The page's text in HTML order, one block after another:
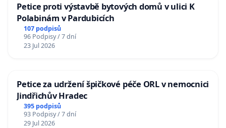
Petice proti výstavbě bytových domů v ulici K
Polabinám v Pardubicích
107 podpisů
96 Podpisy / 7 dní
23 Jul 2026
Petice za udržení špičkové péče ORL v nemocnici
Jindřichův Hradec
395 podpisů
93 Podpisy / 7 dní
29 Jul 2026